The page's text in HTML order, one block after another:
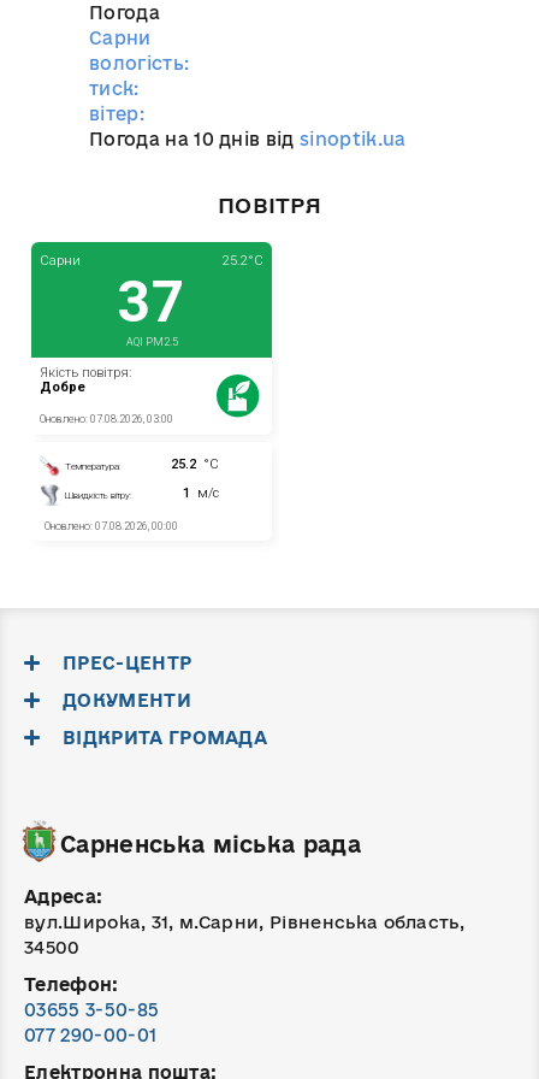
Погода
Сарни
вологість:
тиск:
вітер:
Погода на 10 днів відsinoptik.ua
ПОВІТРЯ
ПРЕС-ЦЕНТР
ДОКУМЕНТИ
ВІДКРИТА ГРОМАДА
Сарненська міська рада
Адреса:
вул.Широка, 31, м.Сарни, Рівненська область,
34500
Телефон:
03655 3-50-85
077 290-00-01
Електронна пошта: